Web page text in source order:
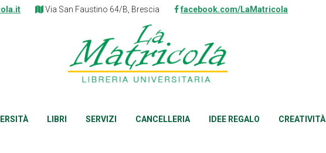
Via San Faustino 64/B, Brescia facebook.com/LaMatricola
LIBRI SERVIZI CANCELLERIA IDEE REGALO CREATIVITÀ